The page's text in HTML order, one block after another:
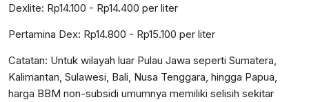
Dexlite: Rp14.100 - Rp14.400 per liter
Pertamina Dex: Rp14.800 - Rp15.100 per liter
Catatan: Untuk wilayah luar Pulau Jawa seperti Sumatera,
Kalimantan, Sulawesi, Bali, Nusa Tenggara, hingga Papua,
harga BBM non-subsidi umumnya memiliki selisih sekitar